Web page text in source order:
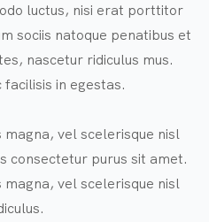
luctus, nisi erat porttitor
sociis natoque penatibus et
nascetur ridiculus mus.
facilisis in egestas.
vel scelerisque nisl
consectetur purus sit amet.
vel scelerisque nisl